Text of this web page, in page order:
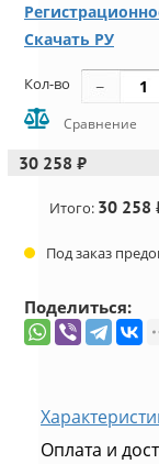
Скачать РУ
Кол-во
Сравнение
30 258 ₽
Итого: 30 258
Под заказ
Поделиться:
Оплата и